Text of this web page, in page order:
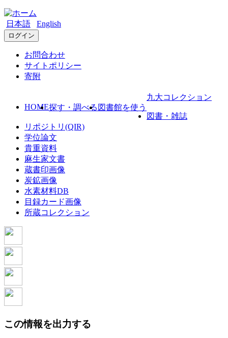
日本語 English
ログイン
お問合わせ
サイトポリシー
寄附
HOME探す・調べる 図書館を使う
九大コレクション
図書・雑誌
リポジトリ(QIR)
学位論文
貴重資料
麻生家文書
蔵書印画像
炭鉱画像
水素材料DB
目録カード画像
所蔵コレクション
この情報を出力する